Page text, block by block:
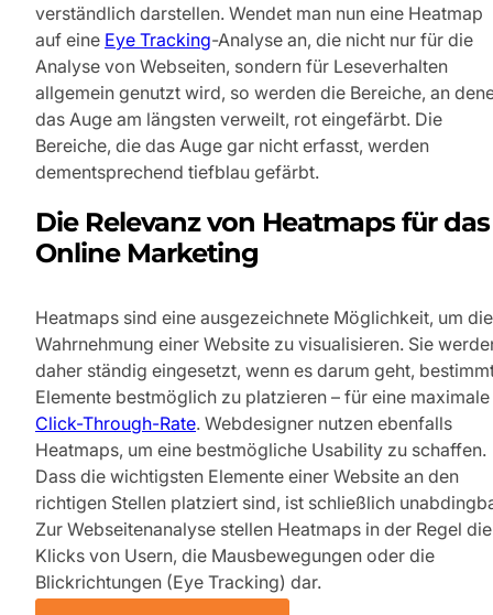
verständlich darstellen. Wendet man nun eine Heatmap
auf eine Eye Tracking-Analyse an, die nicht nur für die
Analyse von Webseiten, sondern für Leseverhalten
allgemein genutzt wird, so werden die Bereiche, an
das Auge am längsten verweilt, rot eingefärbt. Die
Bereiche, die das Auge gar nicht erfasst, werden
dementsprechend tiefblau gefärbt.
Die Relevanz von Heatmaps für das
Online Marketing
Heatmaps sind eine ausgezeichnete Möglichkeit, um die
Wahrnehmung einer Website zu visualisieren. Sie
daher ständig eingesetzt, wenn es darum geht,
Elemente bestmöglich zu platzieren – für eine maximale
Click-Through-Rate. Webdesigner nutzen ebenfalls
Heatmaps, um eine bestmögliche Usability zu schaffen.
Dass die wichtigsten Elemente einer Website an den
richtigen Stellen platziert sind, ist schließlich
Zur Webseitenanalyse stellen Heatmaps in der Regel die
Klicks von Usern, die Mausbewegungen oder die
Blickrichtungen (Eye Tracking) dar.